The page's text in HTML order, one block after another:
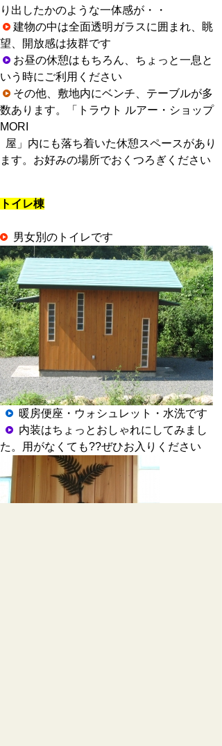
り出したかのような一体感が・・
建物の中は全面透明ガラスに囲まれ、眺
望、開放感は抜群です
お昼の休憩はもちろん、ちょっと一息と
いう時にご利用ください
その他、 敷地内にベンチ、テーブルが多
数あります。「
トラウト ルアー・ショップ
MORI
屋」内にも落ち着いた休憩スペースがあり
ます。 お好みの場所でおくつろぎください
トイレ棟
男女別のトイレです
暖房便座・ウォシュレット・水洗です
内装はちょっとおしゃれにしてみまし
た。用がなくても??ぜひお入りください